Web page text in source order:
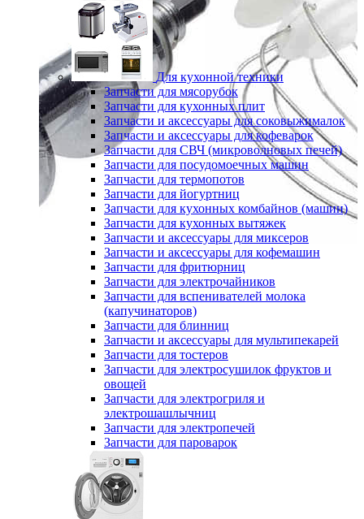
Для кухонной техники
Запчасти для мясорубок
Запчасти для кухонных плит
Запчасти и аксессуары для соковыжималок
Запчасти и аксессуары для кофеварок
Запчасти для СВЧ (микроволновых печей)
Запчасти для посудомоечных машин
Запчасти для термопотов
Запчасти для йогуртниц
Запчасти для кухонных комбайнов (машин)
Запчасти для кухонных вытяжек
Запчасти и аксессуары для миксеров
Запчасти и аксессуары для кофемашин
Запчасти для фритюрниц
Запчасти для электрочайников
Запчасти для вспенивателей молока
(капучинаторов)
Запчасти для блинниц
Запчасти и аксессуары для мультипекарей
Запчасти для тостеров
Запчасти для электросушилок фруктов и
овощей
Запчасти для электрогриля и
электрошашлычниц
Запчасти для электропечей
Запчасти для пароварок